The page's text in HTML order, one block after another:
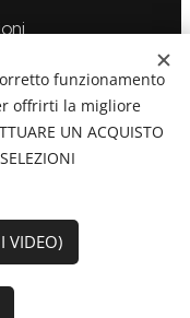
6, Borgo San
265569
funzionamento
offrirti la migliore
UN ACQUISTO
VIDEO)